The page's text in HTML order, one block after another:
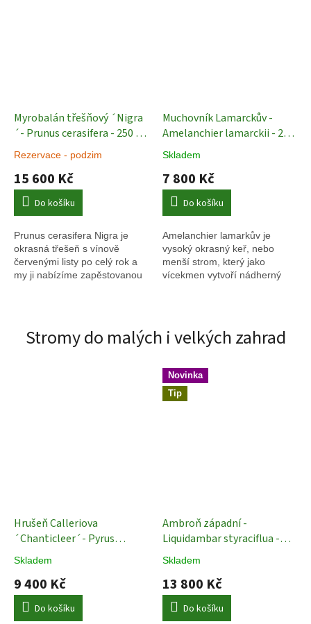
Myrobalán třešňový ´Nigra
´- Prunus cerasifera - 250 -
300 cm - vícekmen
Rezervace - podzim
15 600 Kč
Do košíku
Prunus cerasifera Nigra je
okrasná třešeň s vínově
červenými listy po celý rok a
my ji nabízíme zapěstovanou
Muchovník Lamarckův -
Amelanchier lamarckii - 200
- 250 - vícekmen
Skladem
7 800 Kč
Do košíku
Amelanchier lamarkův je
vysoký okrasný keř, nebo
menší strom, který jako
vícekmen vytvoří nádherný
Stromy do malých i velkých zahrad
Hrušeň Calleriova
´Chanticleer´- Pyrus
calleryana ´Chanticleer´ ok
Skladem
9 400 Kč
Do košíku
Novinka
Tip
Ambroň západní -
Liquidambar styraciflua -
Střecha ok 14/16
Skladem
13 800 Kč
Do košíku